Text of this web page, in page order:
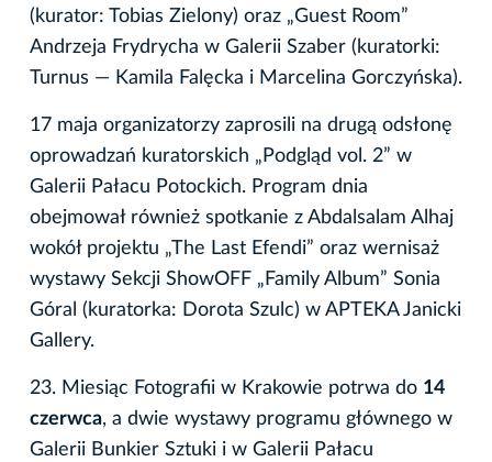
(kurator: Tobias Zielony) oraz „Guest Room”
Andrzeja Frydrycha w Galerii Szaber (kuratorki:
Turnus — Kamila Falęcka i Marcelina Gorczyńska).
17 maja organizatorzy zaprosili na drugą odsłonę
oprowadzań kuratorskich „Podgląd vol. 2” w
Galerii Pałacu Potockich. Program dnia
obejmował również spotkanie z Abdalsalam Alhaj
wokół projektu „The Last Efendi” oraz wernisaż
wystawy Sekcji ShowOFF „Family Album” Sonia
Góral (kuratorka: Dorota Szulc) w APTEKA Janicki
Gallery.
23. Miesiąc Fotografii w Krakowie potrwa do 14
czerwca, a dwie wystawy programu głównego w
Galerii Bunkier Sztuki i w Galerii Pałacu